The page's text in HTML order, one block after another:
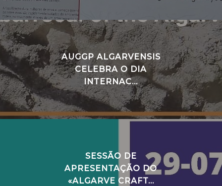
AUGGP ALGARVENSIS
CELEBRA O DIA
INTERNAC...
SESSÃO DE
APRESENTAÇÃO DO
«ALGARVE CRAFT...